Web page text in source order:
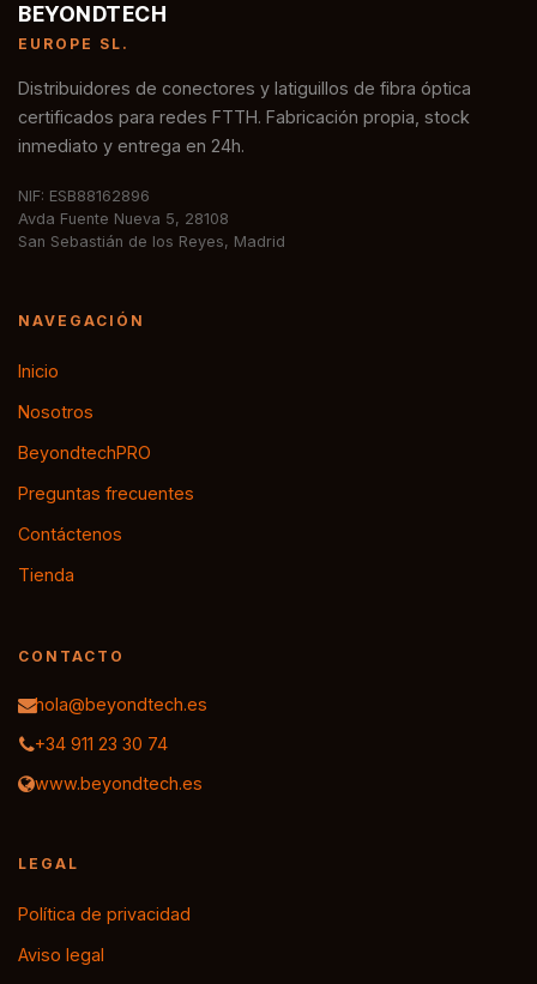
BEYONDTECH
EUROPE SL.
Distribuidores de conectores y latiguillos de fibra óptica
certificados para redes FTTH. Fabricación propia, stock
inmediato y entrega en 24h.
NIF: ESB88162896
Avda Fuente Nueva 5, 28108
San Sebastián de los Reyes, Madrid
NAVEGACIÓN
Inicio
Nosotros
BeyondtechPRO
Preguntas frecuentes
Contáctenos
Tienda
CONTACTO
hola@beyondtech.es
+34 911 23 30 74
www.beyondtech.es
LEGAL
Política de privacidad
Aviso legal